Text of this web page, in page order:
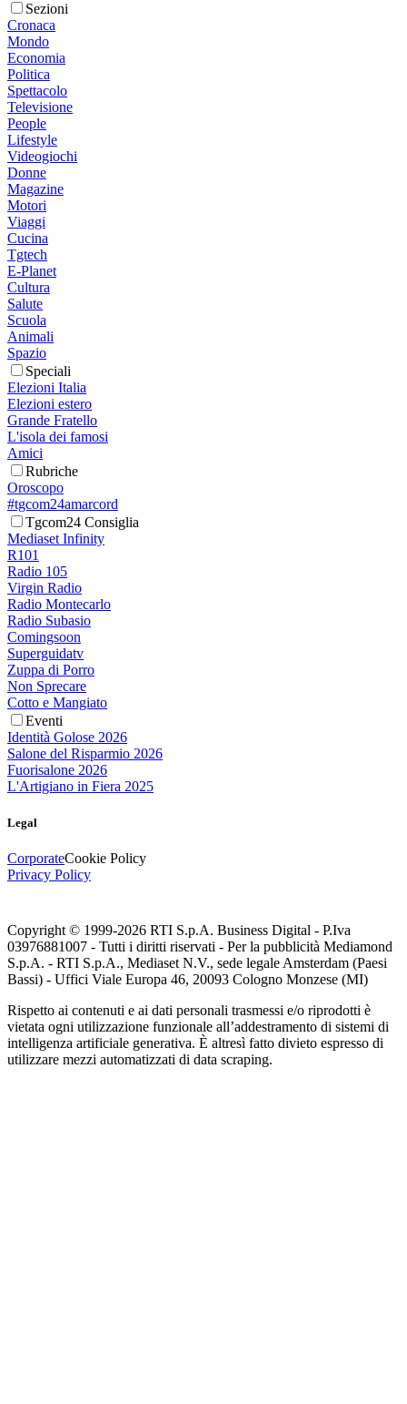
Sezioni
Cronaca
Mondo
Economia
Politica
Spettacolo
Televisione
People
Lifestyle
Videogiochi
Donne
Magazine
Motori
Viaggi
Cucina
Tgtech
E-Planet
Cultura
Salute
Scuola
Animali
Spazio
Speciali
Elezioni Italia
Elezioni estero
Grande Fratello
L'isola dei famosi
Amici
Rubriche
Oroscopo
#tgcom24amarcord
Tgcom24 Consiglia
Mediaset Infinity
R101
Radio 105
Virgin Radio
Radio Montecarlo
Radio Subasio
Comingsoon
Superguidatv
Zuppa di Porro
Non Sprecare
Cotto e Mangiato
Eventi
Identità Golose 2026
Salone del Risparmio 2026
Fuorisalone 2026
L'Artigiano in Fiera 2025
Legal
CorporateCookie Policy
Privacy Policy
Copyright © 1999-2026 RTI S.p.A. Business Digital - P.Iva
03976881007 - Tutti i diritti riservati - Per la pubblicità Mediamond
S.p.A. - RTI S.p.A., Mediaset N.V., sede legale Amsterdam (Paesi
Bassi) - Uffici Viale Europa 46, 20093 Cologno Monzese (MI)
Rispetto ai contenuti e ai dati personali trasmessi e/o riprodotti è
vietata ogni utilizzazione funzionale all’addestramento di sistemi di
intelligenza artificiale generativa. È altresì fatto divieto espresso di
utilizzare mezzi automatizzati di data scraping.